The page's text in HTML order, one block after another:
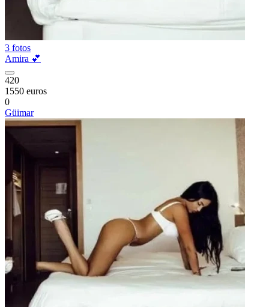
3 fotos
Amira 💕
420
1550 euros
0
Güimar